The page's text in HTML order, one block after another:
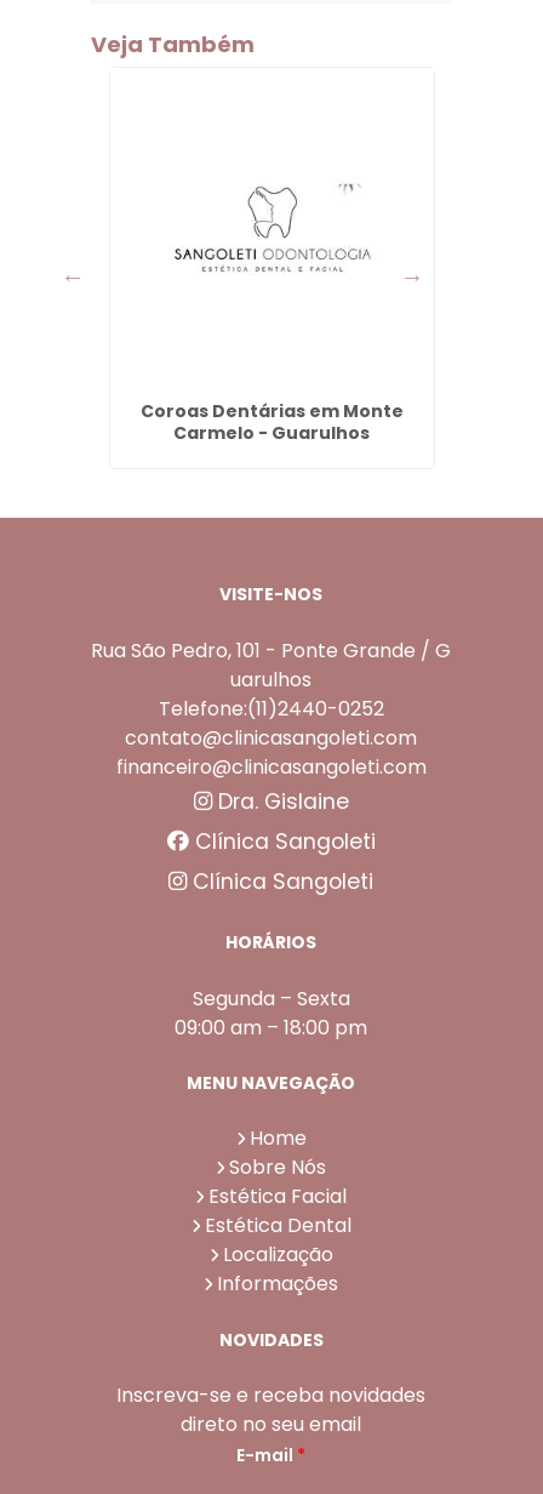
Veja Também
Coroas Dentárias em Monte
Carmelo - Guarulhos
VISITE-NOS
Rua São Pedro, 101 - Ponte Grande / G
uarulhos
Telefone:(11)2440-0252
contato@clinicasangoleti.com
financeiro@clinicasangoleti.com
Dra. Gislaine
Clínica Sangoleti
Clínica Sangoleti
HORÁRIOS
Segunda – Sexta
09:00 am – 18:00 pm
MENU NAVEGAÇÃO
Home
Sobre Nós
Estética Facial
Estética Dental
Localização
Informações
NOVIDADES
Inscreva-se e receba novidades
direto no seu email
E-mail *